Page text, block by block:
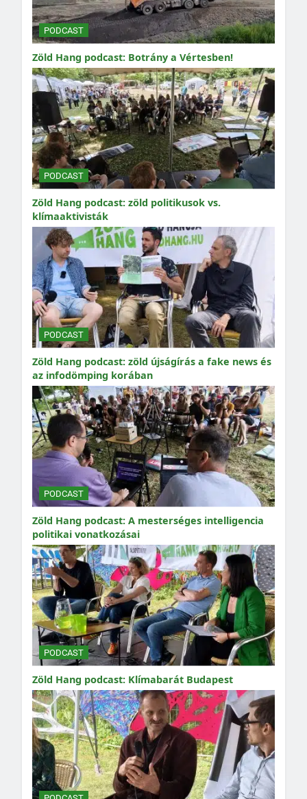
PODCAST
Zöld Hang podcast: Botrány a Vértesben!
PODCAST
Zöld Hang podcast: zöld politikusok vs.
klímaaktivisták
PODCAST
Zöld Hang podcast: zöld újságírás a fake news és
az infodömping korában
PODCAST
Zöld Hang podcast: A mesterséges intelligencia
politikai vonatkozásai
PODCAST
Zöld Hang podcast: Klímabarát Budapest